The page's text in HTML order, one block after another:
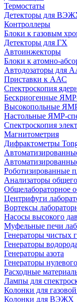
Термостаты
Детекторы для
Контроллеры
Блоки к газовым
Детекторы для ГХ
Автоинжекторы
Блоки к атомно-
Автодозаторы для
Приставки к ААС
Спектроскопия
Бескриогенные
Высокопольные
Настольные
Спектроскопия
Магнитометрия
Дифрактометры
Роботизированные
Анализаторы общего
Общелабораторное
Центрифуги
Вортексы
Насосы высокого
Муфельные печи
Генераторы чистых
Генераторы водорода
Генераторы азота
Генераторы
Расходные
Лампы для
Колонки для
Колонки для ВЭЖХ